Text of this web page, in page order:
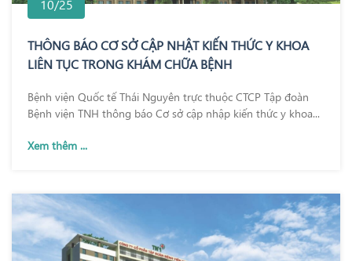
10/25
THÔNG BÁO CƠ SỞ CẬP NHẬT KIẾN THỨC Y KHOA
LIÊN TỤC TRONG KHÁM CHỮA BỆNH
Bệnh viện Quốc tế Thái Nguyên trực thuộc CTCP Tập đoàn
Bệnh viện TNH thông báo Cơ sở cập nhập kiến thức y khoa...
Xem thêm ...